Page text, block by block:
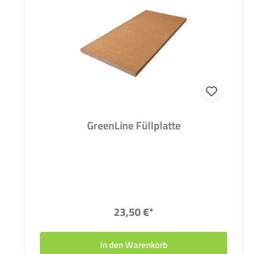
GreenLine Füllplatte
23,50 €*
In den Warenkorb